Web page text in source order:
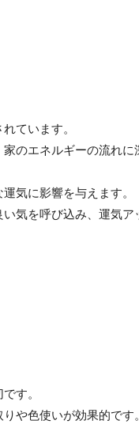
ています。
のエネルギーの流れ
気に影響を与えます。
気を呼び込み、運気ア
す。
や色使いが効果的です。